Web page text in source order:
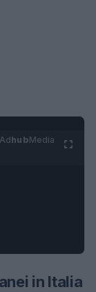
AdhubMedia
in Italia